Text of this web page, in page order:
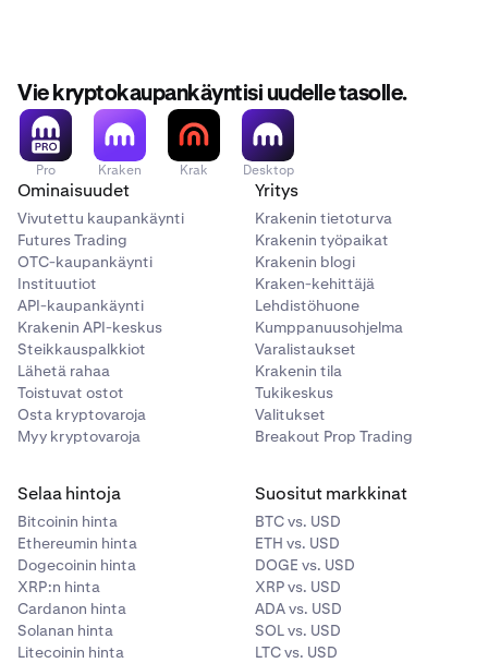
Vie kryptokaupankäyntisi uudelle tasolle.
Pro Kraken Krak Desktop
Ominaisuudet
Vivutettu kaupankäynti
Futures Trading
OTC-kaupankäynti
Instituutiot
API-kaupankäynti
Krakenin API-keskus
Steikkauspalkkiot
Lähetä rahaa
Toistuvat ostot
Osta kryptovaroja
Myy kryptovaroja
Yritys
Krakenin tietoturva
Krakenin työpaikat
Krakenin blogi
Kraken-kehittäjä
Lehdistöhuone
Kumppanuusohjelma
Varalistaukset
Krakenin tila
Tukikeskus
Valitukset
Breakout Prop Trading
Selaa hintoja
Bitcoinin hinta
Ethereumin hinta
Dogecoinin hinta
XRP:n hinta
Cardanon hinta
Solanan hinta
Litecoinin hinta
Suositut markkinat
BTC vs. USD
ETH vs. USD
DOGE vs. USD
XRP vs. USD
ADA vs. USD
SOL vs. USD
LTC vs. USD